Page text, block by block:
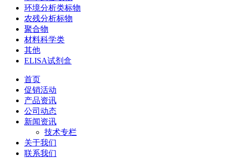
环境分析类标物
农残分析标物
聚合物
材料科学类
其他
ELISA试剂盒
首页
促销活动
产品资讯
公司动态
新闻资讯
技术专栏
关于我们
联系我们